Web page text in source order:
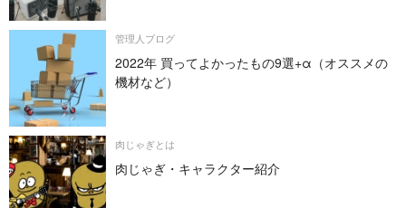
管理人ブログ
2022年 買ってよかったもの9選+α（オススメの
機材など）
肉じゃぎとは
肉じゃぎ・キャラクター紹介